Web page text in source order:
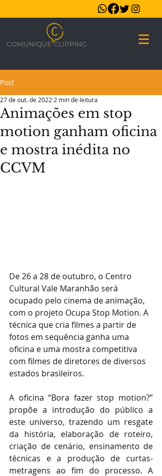
Post
Animações em stop
motion ganham oficina
e mostra inédita no
CCVM
27 de out. de 2022 2 min de leitura
De 26 a 28 de outubro, o Centro
Cultural Vale Maranhão será
ocupado pelo cinema de animação,
com o projeto Ocupa Stop Motion. A
técnica que cria filmes a partir de
fotos em sequência ganha uma
oficina e uma mostra competitiva
com filmes de diretores de diversos
estados brasileiros.
A oficina “Bora fazer stop motion?”
propõe a introdução do público a
este universo, trazendo um resgate
da história, elaboração de roteiro,
criação de cenário, ensinamento de
técnicas e a produção de curtas-
metragens ao fim do processo. A